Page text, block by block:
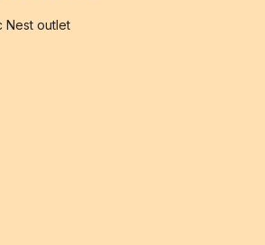
Nest outlet